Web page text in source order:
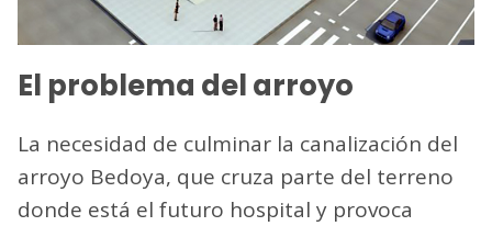
El problema del arroyo
La necesidad de culminar la canalización del
arroyo Bedoya, que cruza parte del terreno
donde está el futuro hospital y provoca